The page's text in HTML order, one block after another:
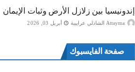
إندونيسيا بين زلازل الأرض وثبات الإيمان
Attayma الشاذلي عرايبية أبريل 03, 2026
صفحة الفايسبوك